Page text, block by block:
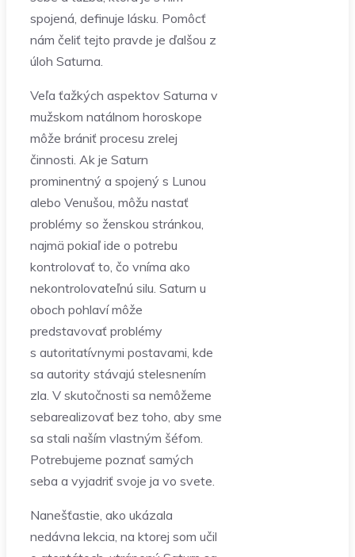
spojená, definuje lásku. Pomôcť
nám čeliť tejto pravde je ďalšou z
úloh Saturna.
Veľa ťažkých aspektov Saturna v
mužskom natálnom horoskope
môže brániť procesu zrelej
činnosti. Ak je Saturn
prominentný a spojený s Lunou
alebo Venušou, môžu nastať
problémy so ženskou stránkou,
najmä pokiaľ ide o potrebu
kontrolovať to, čo vníma ako
nekontrolovateľnú silu. Saturn u
oboch pohlaví môže
predstavovať problémy
s autoritatívnymi postavami, kde
sa autority stávajú stelesnením
zla. V skutočnosti sa nemôžeme
sebarealizovať bez toho, aby sme
sa stali naším vlastným šéfom.
Potrebujeme poznať samých
seba a vyjadriť svoje ja vo svete.
Nanešťastie, ako ukázala
nedávna lekcia, na ktorej som učil